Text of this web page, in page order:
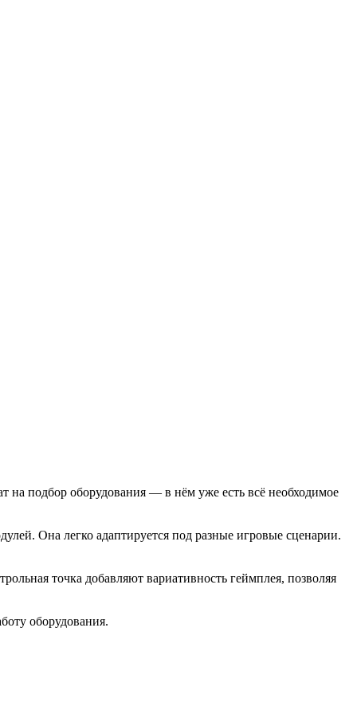
на подбор оборудования — в нём уже есть всё необходимое
Она легко адаптируется под разные игровые сценарии.
точка добавляют вариативность геймплея, позволяя
оборудования.